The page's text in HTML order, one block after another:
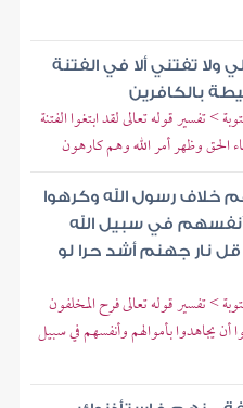
تفتني ألا في الفتنة
بالكافرين
> تفسير قوله تعالى لقد ابتغوا الفتنة
الحق وظهر أمر الله وهم كارهون
خلاف رسول الله وكرهوا
في سبيل الله
قل نار جهنم أشد حرا لو
> تفسير قوله تعالى فرح المخلفون
يجاهدوا بأموالهم وأنفسهم في سبيل